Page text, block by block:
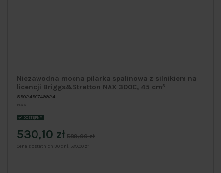
Niezawodna mocna pilarka spalinowa z silnikiem na
licencji Briggs&Stratton NAX 300C, 45 cm³
5902490749924
NAX
DOSTĘPNY
530,10 zł 589,00 zł
Cena z ostatnich 30 dni: 589,00 zł